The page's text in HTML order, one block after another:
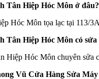
Tân Hiệp Hóc Môn ở đâu?
Hóc Môn tọa lạc tại
Hiệp Hóc Môn có sửa
Hóc Môn chuyên sửa
Vũ Cửa Hàng Sửa